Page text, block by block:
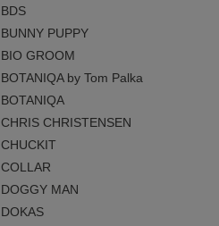
BDS
BUNNY PUPPY
BIO GROOM
BOTANIQA by Tom Palka
BOTANIQA
CHRIS CHRISTENSEN
CHUCKIT
COLLAR
DOGGY MAN
DOKAS